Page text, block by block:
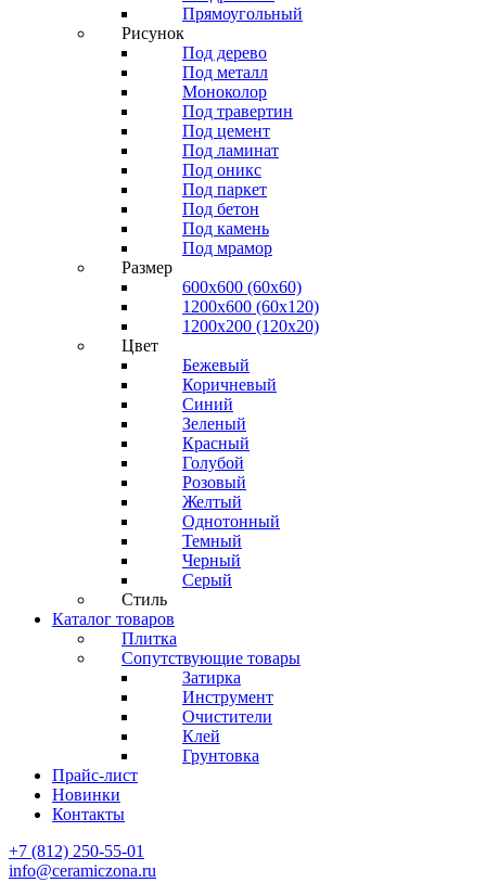
Прямоугольный
Рисунок
Под дерево
Под металл
Моноколор
Под травертин
Под цемент
Под ламинат
Под оникс
Под паркет
Под бетон
Под камень
Под мрамор
Размер
600х600 (60х60)
1200х600 (60х120)
1200х200 (120x20)
Цвет
Бежевый
Коричневый
Синий
Зеленый
Красный
Голубой
Розовый
Желтый
Однотонный
Темный
Черный
Серый
Стиль
Каталог товаров
Плитка
Сопутствующие товары
Затирка
Инструмент
Очистители
Клей
Грунтовка
Прайс-лист
Новинки
Контакты
+7 (812) 250-55-01
info@ceramiczona.ru